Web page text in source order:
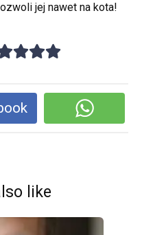
jej nawet na kota!
like